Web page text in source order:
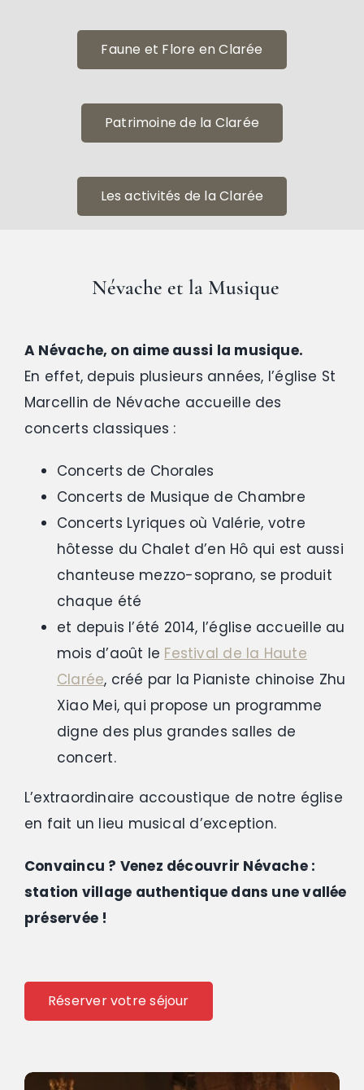
Faune et Flore en Clarée
Patrimoine de la Clarée
Les activités de la Clarée
Névache et la Musique
A Névache, on aime aussi la musique.
En effet, depuis plusieurs années, l’église St
Marcellin de Névache accueille des
concerts classiques :
Concerts de Chorales
Concerts de Musique de Chambre
Concerts Lyriques où Valérie, votre
hôtesse du Chalet d’en Hô qui est aussi
chanteuse mezzo-soprano, se produit
chaque été
et depuis l’été 2014, l’église accueille au
mois d’août le Festival de la Haute
Clarée, créé par la Pianiste chinoise Zhu
Xiao Mei, qui propose un programme
digne des plus grandes salles de
concert.
L’extraordinaire accoustique de notre église
en fait un lieu musical d’exception.
Convaincu ? Venez découvrir Névache :
station village authentique dans une vallée
préservée !
Réserver votre séjour